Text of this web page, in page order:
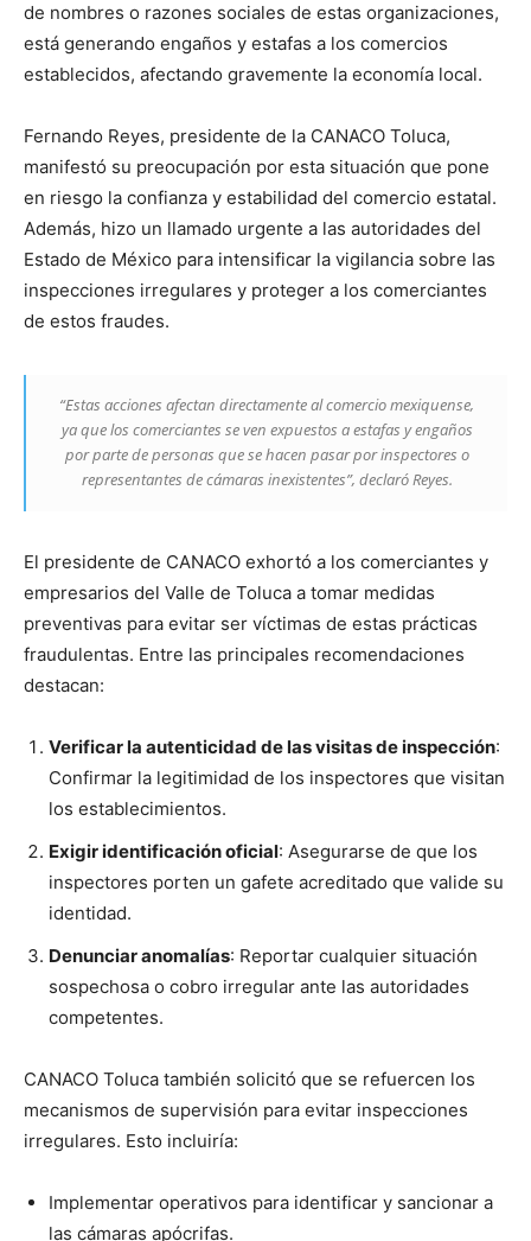
de nombres o razones sociales de estas organizaciones,
está generando engaños y estafas a los comercios
establecidos, afectando gravemente la economía local.
Fernando Reyes, presidente de la CANACO Toluca,
manifestó su preocupación por esta situación que pone
en riesgo la confianza y estabilidad del comercio estatal.
Además, hizo un llamado urgente a las autoridades del
Estado de México para intensificar la vigilancia sobre las
inspecciones irregulares y proteger a los comerciantes
de estos fraudes.
“Estas acciones afectan directamente al comercio mexiquense,
ya que los comerciantes se ven expuestos a estafas y engaños
por parte de personas que se hacen pasar por inspectores o
representantes de cámaras inexistentes”, declaró Reyes.
El presidente de CANACO exhortó a los comerciantes y
empresarios del Valle de Toluca a tomar medidas
preventivas para evitar ser víctimas de estas prácticas
fraudulentas. Entre las principales recomendaciones
destacan:
Verificar la autenticidad de las visitas de inspección:
Confirmar la legitimidad de los inspectores que visitan
los establecimientos.
Exigir identificación oficial: Asegurarse de que los
inspectores porten un gafete acreditado que valide su
identidad.
Denunciar anomalías: Reportar cualquier situación
sospechosa o cobro irregular ante las autoridades
competentes.
CANACO Toluca también solicitó que se refuercen los
mecanismos de supervisión para evitar inspecciones
irregulares. Esto incluiría:
Implementar operativos para identificar y sancionar a
las cámaras apócrifas.